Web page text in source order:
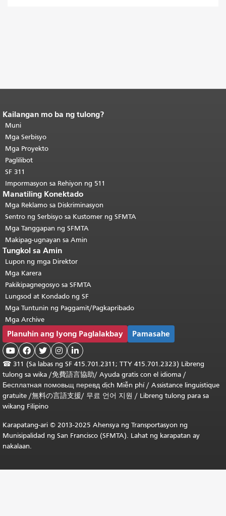
Katapusan ng nilalaman ng
pahina.
pahinang ito ay nauulit sa bawat
pahina.Bumalik sa tuktok ng
pangunahing nilalaman
Kailangan mo ba ng tulong?
Muni
Mga Serbisyo
Mga Proyekto
Paglilibot
SF 311
Impormasyon sa Rehiyon ng 511
Manatiling Konektado
Mga Reklamo sa Diskriminasyon
Sentro ng Serbisyo sa Kustomer ng SFMTA
Mga Tanggapan ng SFMTA
Makipag-ugnayan sa Amin
Tungkol sa Amin
Lupon ng mga Direktor
Mga Karera
Pakikipagnegosyo sa SFMTA
Lungsod at Kondado ng SF
Mga Tuntunin ng Paggamit/Pagkapribado
Mga Archive
Planuhin ang Iyong Paglalakbay Pamasahe
    
☎ 311 (Sa labas ng SF 415.701.2311; TTY 415.701.2323) Libreng
tulong sa wika /免費語言協助/ Ayuda gratis con el idioma /
Бесплатная помовьщ перевд dịch Miễn phí/ Assistance linguistique
gratuite /無料の言語支援/ 무료 언어 지원 / Libreng tulong para sa
wikang Filipino
Karapatang-ari © 2013-2025 Ahensya ng Transportasyon ng
Munisipalidad ng San Francisco (SFMTA). Lahat ng karapatan ay
nakalaan.